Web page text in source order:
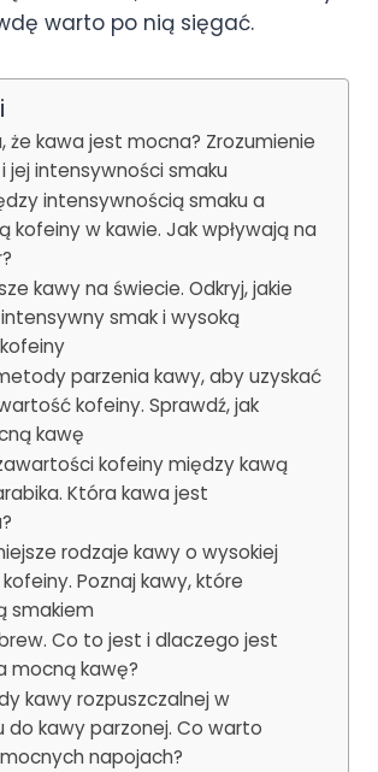
warto po nią sięgać.
że kawa jest mocna? Zrozumienie
jej intensywności smaku
intensywnością smaku a
kofeiny w kawie. Jak wpływają na
kawy na świecie. Odkryj, jakie
smak i wysoką
parzenia kawy, aby uzyskać
kofeiny. Sprawdź, jak
kawę
kofeiny między kawą
Która kawa jest
rodzaje kawy o wysokiej
Poznaj kawy, które
smakiem
Co to jest i dlaczego jest
mocną kawę?
kawy rozpuszczalnej w
do kawy parzonej. Co warto
napojach?